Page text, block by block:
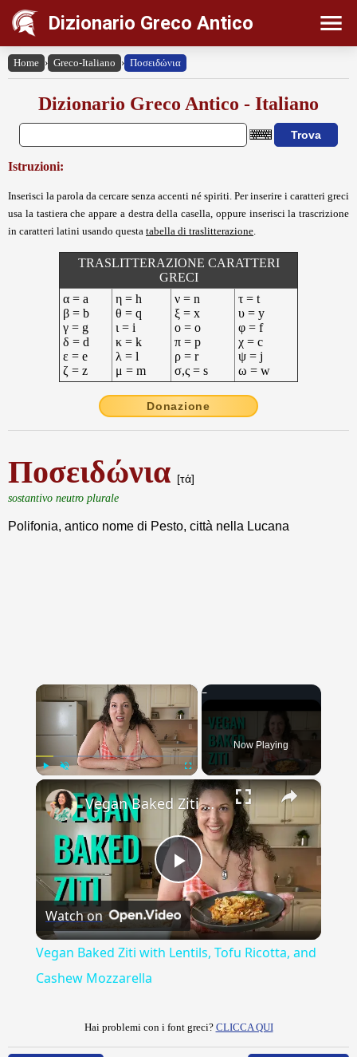
Dizionario Greco Antico
Home › Greco-Italiano › Ποσειδώνια
Dizionario Greco Antico - Italiano
Istruzioni:
Inserisci la parola da cercare senza accenti né spiriti. Per inserire i caratteri greci
usa la tastiera che appare a destra della casella, oppure inserisci la trascrizione
in caratteri latini usando questa tabella di traslitterazione
TRASLITTERAZIONE CARATTERI
GRECI
α = a
β = b
γ = g
δ = d
ε = e
ζ = z
η = h
θ = q
ι = i
κ = k
λ = l
μ = m
ν = n
ξ = x
ο = o
π = p
ρ = r
σ,ς = s
τ = t
υ = y
φ = f
χ = c
ψ = j
ω = w
Donazione
Ποσειδώνια [τά]
sostantivo neutro plurale
Polifonia, antico nome di Pesto, città nella Lucana
×
Fullscreen
Now Playing
×
Play
Video
Vegan Baked Ziti with Lentils, Tofu Ricotta, and Cashew Mozzarella
Watch on
Vegan Baked Ziti with Lentils, Tofu Ricotta, and
Cashew Mozzarella
Hai problemi con i font greci? CLICCA QUI